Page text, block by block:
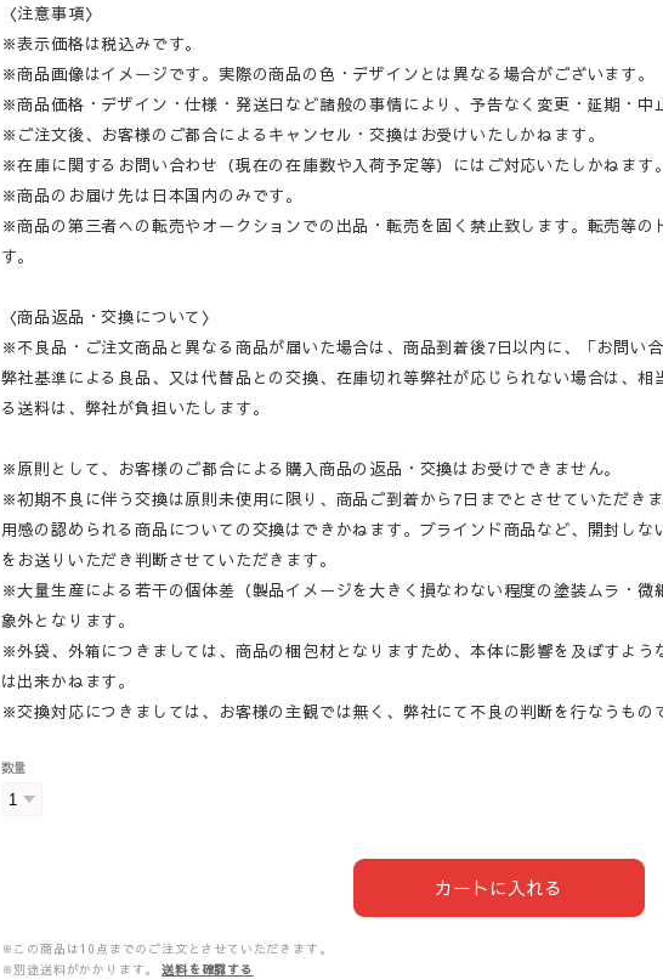
〈注意事項〉
※表示価格は税込みです。
※商品画像はイメージです。実際の商品の色・デザインとは異なる場合がございます。
※商品価格・デザイン・仕様・発送日など諸般の事情により、予告なく変更・延期・中
※ご注文後、お客様のご都合によるキャンセル・交換はお受けいたしかねます。
※在庫に関するお問い合わせ（現在の在庫数や入荷予定等）にはご対応いたしかねます。
※商品のお届け先は日本国内のみです。
※商品の第三者への転売やオークションでの出品・転売を固く禁止致します。転売等
す。
〈商品返品・交換について〉
※不良品・ご注文商品と異なる商品が届いた場合は、商品到着後7日以内に、「お問い
弊社基準による良品、又は代替品との交換、在庫切れ等弊社が応じられない場合は、
る送料は、弊社が負担いたします。
※原則として、お客様のご都合による購入商品の返品・交換はお受けできません。
※初期不良に伴う交換は原則未使用に限り、商品ご到着から7日までとさせていただき
用感の認められる商品についての交換はできかねます。ブラインド商品など、開封し
をお送りいただき判断させていただきます。
※大量生産による若干の個体差（製品イメージを大きく損なわない程度の塗装ムラ・
象外となります。
※外袋、外箱につきましては、商品の梱包材となりますため、本体に影響を及ぼすよ
は出来かねます。
※交換対応につきましては、お客様の主観では無く、弊社にて不良の判断を行なうもの
数量
カートに入れる
※この商品は10点までのご注文とさせていただきます。
※別途送料がかかります。
送料を確認する